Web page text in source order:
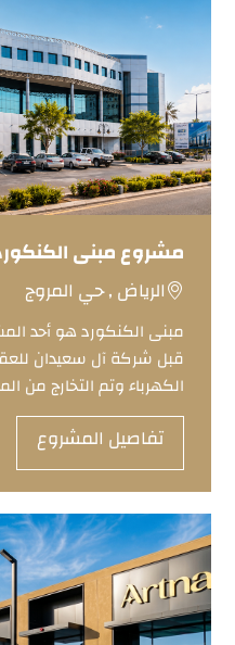
مشروع مبنى
الرياض , حي المروج
مبنى الكنكورد هو أحد
قبل شركة آل سعيدان
الكهرباء وتم التخارج من
تفاصيل المشروع